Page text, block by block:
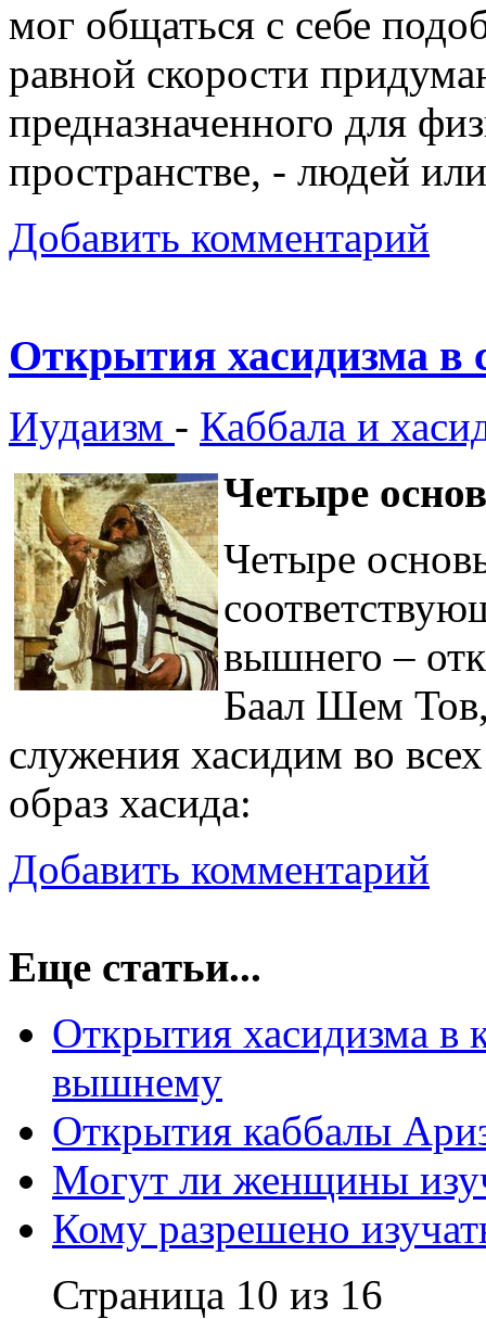
мог общаться с себе
равной скорости
предназначенного для
пространстве, - людей
Добавить комментарий
Открытия хасидизма
Иудаизм - Каббала и
Четыре
Четыре
вышнего –
Баал Шем
служения хасидим во
образ хасида:
Добавить комментарий
Еще статьи...
Открытия хасидизма в
вышнему
Открытия каббалы
Могут ли женщины
Кому разрешено
Страница 10 из 16